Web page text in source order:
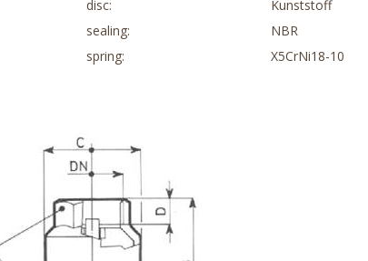
disc:
Kunststoff
sealing:
NBR
spring:
X5CrNi18-10